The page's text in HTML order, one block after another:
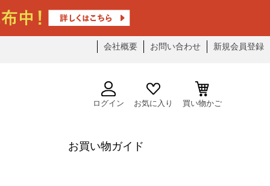
会社概要 お問い合わせ 新規会員登録
ログイン お気に入り 買い物かご
お買い物ガイド